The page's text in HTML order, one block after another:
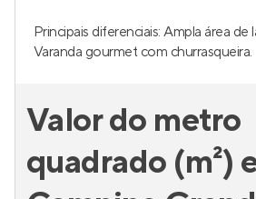
Principais diferenciais: Ampla área de
Varanda gourmet com churrasqueira.
Valor do metro
quadrado (m²)